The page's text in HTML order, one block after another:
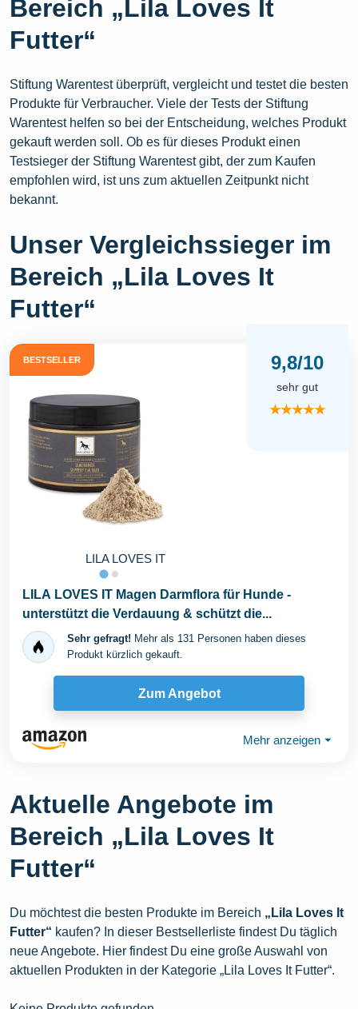
Bereich „Lila Loves It
Futter“
Stiftung Warentest überprüft, vergleicht und testet die besten
Produkte für Verbraucher. Viele der Tests der Stiftung
Warentest helfen so bei der Entscheidung, welches Produkt
gekauft werden soll. Ob es für dieses Produkt einen
Testsieger der Stiftung Warentest gibt, der zum Kaufen
empfohlen wird, ist uns zum aktuellen Zeitpunkt nicht
bekannt.
Unser Vergleichssieger im
Bereich „Lila Loves It
Futter“
BESTSELLER
LILA LOVES IT
9,8/10
sehr gut
★★★★★
LILA LOVES IT Magen Darmflora für Hunde -
unterstützt die Verdauung & schützt die...
Sehr gefragt! Mehr als 131 Personen haben dieses
Produkt kürzlich gekauft.
Zum Angebot
Mehr anzeigen ⏷
Aktuelle Angebote im
Bereich „Lila Loves It
Futter“
Du möchtest die besten Produkte im Bereich „Lila Loves It
Futter“ kaufen? In dieser Bestsellerliste findest Du täglich
neue Angebote. Hier findest Du eine große Auswahl von
aktuellen Produkten in der Kategorie „Lila Loves It Futter“.